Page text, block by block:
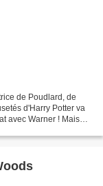
de Poudlard, de
d'Harry Potter va
avec Warner ! Mais